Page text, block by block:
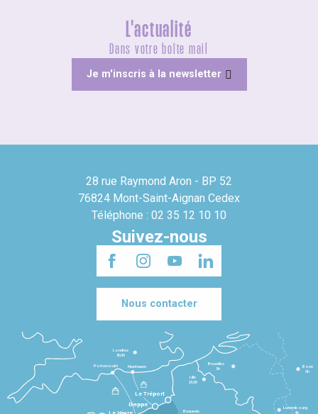
L'actualité
Dans votre boîte mail
Je m'inscris à la newsletter
28 rue Raymond Aron - BP 52
76824 Mont-Saint-Aignan Cedex
Téléphone : 02 35 12 10 10
Suivez-nous
Nous contacter
Dieppe
Le Tréport
Beauvais
Lille
2h30
Bruxelles
3h
Londres
3h30
Newhaven
Portsmouth
Bonn
5h
Luxembourg
4h